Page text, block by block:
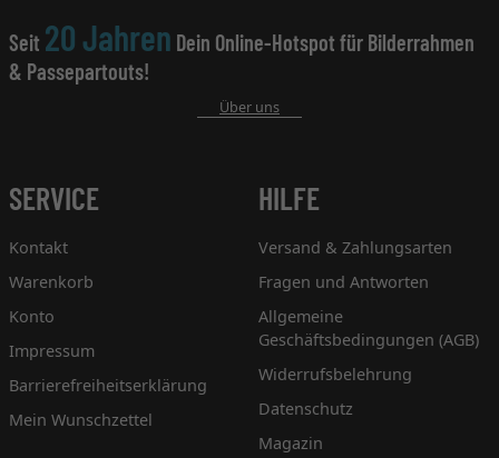
Seit 20 Jahren Dein Online-Hotspot für Bilderrahmen
& Passepartouts!
Über uns
SERVICE
Kontakt
Warenkorb
Konto
Impressum
Barrierefreiheitserklärung
Mein Wunschzettel
HILFE
Versand & Zahlungsarten
Fragen und Antworten
Allgemeine
Geschäftsbedingungen (AGB)
Widerrufsbelehrung
Datenschutz
Magazin